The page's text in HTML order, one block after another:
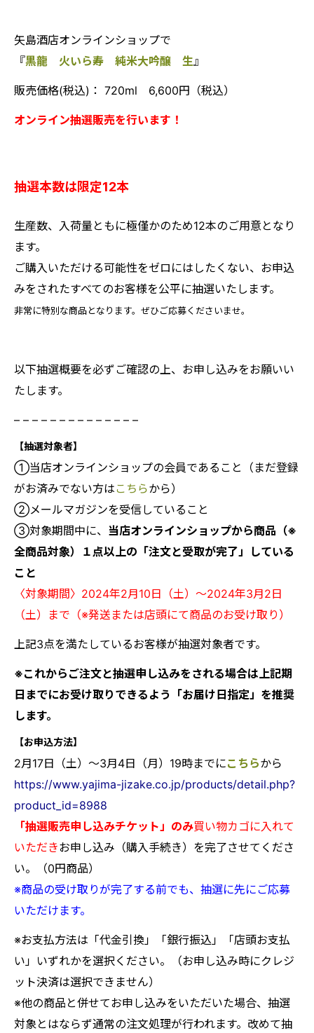
矢島酒店オンラインショップで
『黒龍 火いら寿 純米大吟醸 生』
販売価格(税込)： 720ml 6,600円（税込）
オンライン抽選販売を行います！
抽選本数は限定12本
生産数、入荷量ともに極僅かのため12本のご用意となり
ます。
ご購入いただける可能性をゼロにはしたくない、お申込
みをされたすべてのお客様を公平に抽選いたします。
非常に特別な商品となります。ぜひご応募くださいませ。
以下抽選概要を必ずご確認の上、お申し込みをお願いい
たします。
– – – – – – – – – – – – – –
【抽選対象者】
①当店オンラインショップの会員であること（まだ登録
がお済みでない方は こちらから）
②メールマガジンを受信していること
③対象期間中に、 当店オンラインショップから商品（※
全商品対象）１点以上の「注文と受取が完了」している
こと
〈対象期間〉2024年2月10日（土）～2024年3月2日
（土）まで（※発送または店頭にて商品のお受け取り）
上記3点を満たしているお客様が抽選対象者です。
※これからご注文と抽選申し込みをされる場合は上記期
日までにお受け取りできるよう「お届け日指定」を推奨
します。
【お申込方法】
2月17日（土）～3月4日（月）19時までにこちらから
https://www.yajima-jizake.co.jp/products/detail.php?
product_id=8988
「抽選販売申し込みチケット」のみ買い物カゴに入れて
いただきお申し込み（購入手続き）を完了させてくださ
い。（0円商品）
※商品の受け取りが完了する前でも、抽選に先にご応募
いただけます。
※お支払方法は「代金引換」「銀行振込」「店頭お支払
い」いずれかを選択ください。（お申し込み時にクレジ
ット決済は選択できません）
※他の商品と併せてお申し込みをいただいた場合、抽選
対象とはならず通常の注文処理が行われます。改めて抽